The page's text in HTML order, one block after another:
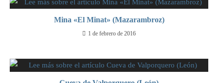
Mina «El Minat» (Mazarambroz)
1 de febrero de 2016